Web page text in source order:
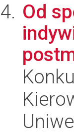
Od